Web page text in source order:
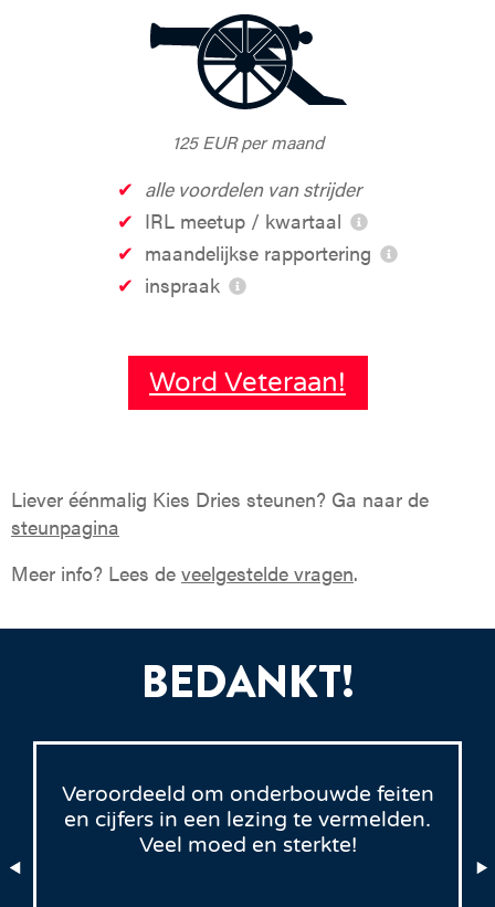
125 EUR per maand
alle voordelen van strijder
IRL meetup / kwartaal
maandelijkse rapportering
inspraak
Word Veteraan!
Liever éénmalig Kies Dries steunen? Ga naar de
steunpagina
Meer info? Lees de veelgestelde vragen.
BEDANKT!
Veroordeeld om onderbouwde feiten
en cijfers in een lezing te vermelden.
Veel moed en sterkte!